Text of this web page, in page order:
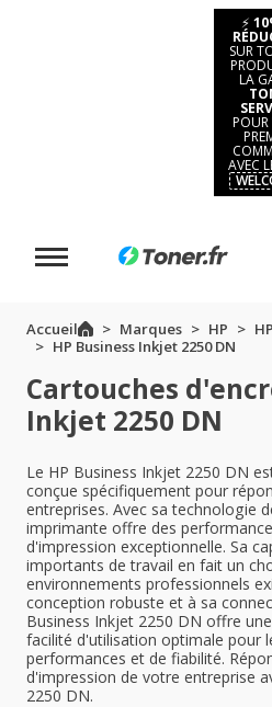
⚡
SUR
LA
POUR
AVEC
Accueil Marques HP
HP Business Inkjet 2250 DN
Cartouches
Inkjet 2250 DN
Le HP Business Inkjet 2250 DN
conçue spécifiquement pour
entreprises. Avec sa technologie
imprimante offre des
d'impression exceptionnelle. Sa
importants de travail en fait un
environnements professionnels
conception robuste et à sa
Business Inkjet 2250 DN offre
facilité d'utilisation optimale pour
performances et de fiabilité.
d'impression de votre entreprise
2250 DN.